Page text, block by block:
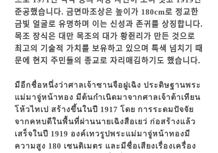
준공했습니다. 금면마조상은 높이가 180cm로 정교한
금빛 얼굴로 유명하며 이는 신성과 존귀를 상징합니다.
목조 장식은 대만 목조의 대가 황쥔리가 만든 것으로
최고의 기술적 가치를 보유하고 있으며 특색 넘치기 때
문에 현지 주민들의 종교로 자리매김하기도 했습니다.
มีอีกชื่อหนึ่งว่าศาลเจ้าซานจือฝูเฉิง ประดิษฐานพระ
แม่มาจู่หน้าทอง มีต้นกำเนิดมาจากศาลเจ้าต้าเทียน
โห้วไทเป สร้างขึ้นในปี 1917 โดย การระดมปัจจัย
จากคหบดีในพื้นที่ผ่านนายเฉิงสือเยว่ ก่อสร้างแล้ว
เสร็จในปี 1919 องค์เทวรูปพระแม่มาจู่หน้าทองมี
ความสูง 180 เซนติเมตร และมีชื่อเสียงเรื่องเครื่อง